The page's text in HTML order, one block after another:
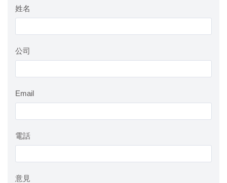
姓名
公司
Email
電話
意見